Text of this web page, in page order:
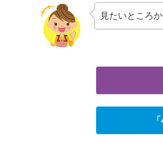
見たいところ